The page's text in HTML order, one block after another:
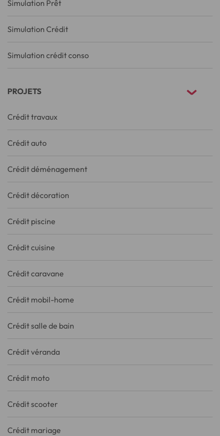
Simulation Prêt
Simulation Crédit
Simulation crédit conso
PROJETS
Crédit travaux
Crédit auto
Crédit déménagement
Crédit décoration
Crédit piscine
Crédit cuisine
Crédit caravane
Crédit mobil-home
Crédit salle de bain
Crédit véranda
Crédit moto
Crédit scooter
Crédit mariage